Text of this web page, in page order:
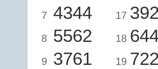
7 4344
8 5562
9 3761
17
18
19